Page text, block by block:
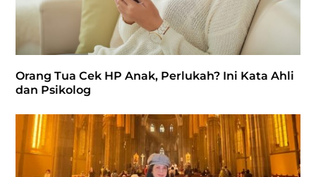
Orang Tua Cek HP Anak, Perlukah? Ini Kata Ahli
dan Psikolog